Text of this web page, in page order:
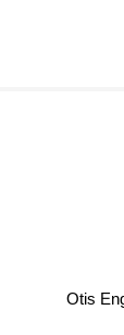
Otis